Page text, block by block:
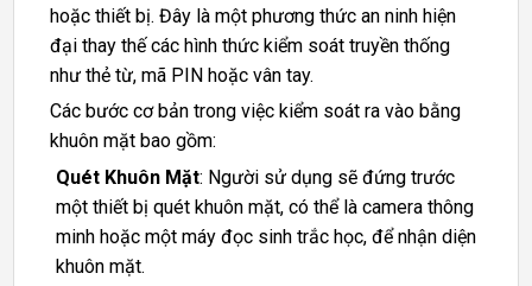
hoặc thiết bị. Đây là một phương thức an ninh hiện
đại thay thế các hình thức kiểm soát truyền thống
như thẻ từ, mã PIN hoặc vân tay.
Các bước cơ bản trong việc kiểm soát ra vào bằng
khuôn mặt bao gồm:
Quét Khuôn Mặt: Người sử dụng sẽ đứng trước
một thiết bị quét khuôn mặt, có thể là camera thông
minh hoặc một máy đọc sinh trắc học, để nhận diện
khuôn mặt.